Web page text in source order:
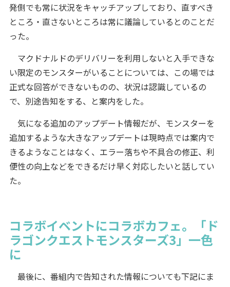
発側でも常に状況をキャッチアップしており、直すべき
ところ・直さないところは常に議論しているとのことだ
った。
マクドナルドのデリバリーを利用しないと入手できな
い限定のモンスターがいることについては、この場では
正式な回答ができないものの、状況は認識しているの
で、別途告知をする、と案内をした。
気になる追加のアップデート情報だが、モンスターを
追加するような大きなアップデートは現時点では案内で
きるようなことはなく、エラー落ちや不具合の修正、利
便性の向上などをできるだけ早く対応したいと話してい
た。
コラボイベントにコラボカフェ。「ド
ラゴンクエストモンスターズ3」一色
に
最後に、番組内で告知された情報についても下記にま